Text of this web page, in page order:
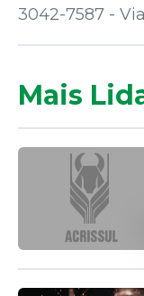
3042-7587 -
Mais